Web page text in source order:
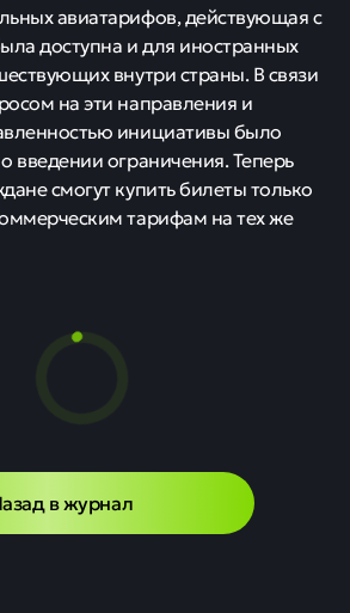
авиатарифов, действующая с
доступна и для иностранных
внутри страны. В связи
на эти направления и
инициативы было
введении ограничения. Теперь
смогут купить билеты только
тарифам на тех же
в журнал